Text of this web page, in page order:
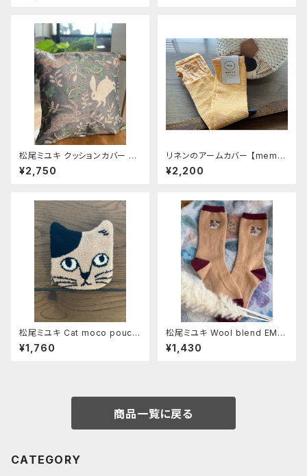
松尾ミユキ クッションカバー 【T
hree Rabbit】
¥2,750
リネンのアームカバー 【memer
i】ハチミツレモン(2024カラー)
約50㎝
¥2,200
松尾ミユキ Cat moco pouch
《Pumpkin》
¥1,760
松尾ミユキ Wool blend EM
B'D-cat《Mugi》
¥1,430
商品一覧に戻る
CATEGORY